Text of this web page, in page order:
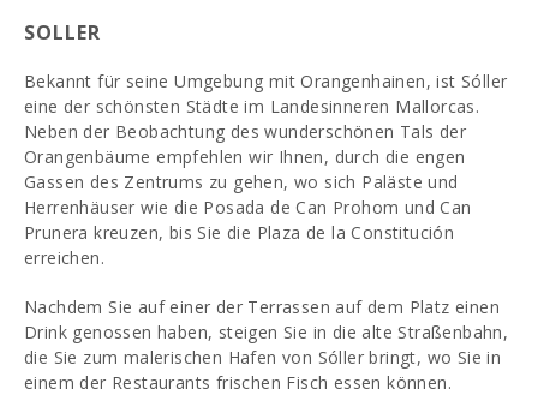
SOLLER
Bekannt für seine Umgebung mit Orangenhainen, ist Sóller
eine der schönsten Städte im Landesinneren Mallorcas.
Neben der Beobachtung des wunderschönen Tals der
Orangenbäume empfehlen wir Ihnen, durch die engen
Gassen des Zentrums zu gehen, wo sich Paläste und
Herrenhäuser wie die Posada de Can Prohom und Can
Prunera kreuzen, bis Sie die Plaza de la Constitución
erreichen.
Nachdem Sie auf einer der Terrassen auf dem Platz einen
Drink genossen haben, steigen Sie in die alte Straßenbahn,
die Sie zum malerischen Hafen von Sóller bringt, wo Sie in
einem der Restaurants frischen Fisch essen können.